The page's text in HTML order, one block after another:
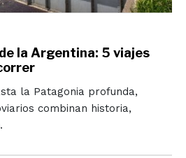
la Argentina: 5 viajes
la Patagonia profunda,
combinan historia,